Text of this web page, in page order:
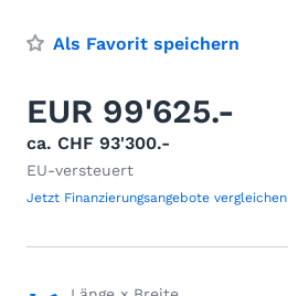
Als Favorit speichern
EUR 99'625.-
ca. CHF 93'300.-
EU-versteuert
Jetzt Finanzierungsangebote vergleichen